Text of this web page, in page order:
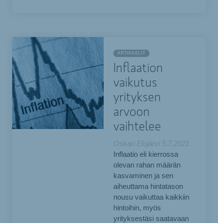
ARTIKKELIT
Inflaation
vaikutus
yrityksen
arvoon
vaihtelee
Oskari Elojärvi 5.7.2021
Inflaatio eli kierrossa
olevan rahan määrän
kasvaminen ja sen
aiheuttama hintatason
nousu vaikuttaa kaikkiin
hintoihin, myös
yrityksestäsi saatavaan